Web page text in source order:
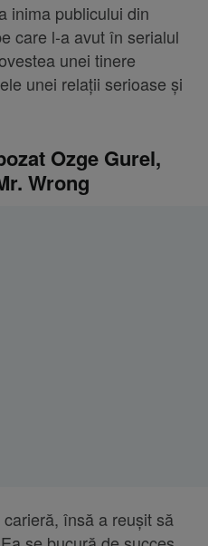
inima publicului din
care l-a avut în serialul
unei tinere
unei relaţii serioase şi
Ozge Gurel,
Wrong
însă a reușit să